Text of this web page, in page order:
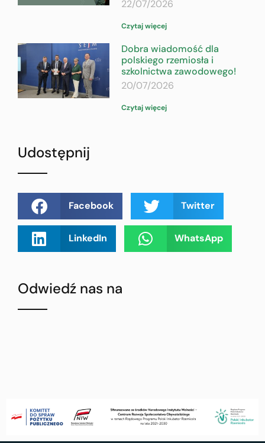
22/07/2026
Czytaj więcej
Dobra wiadomość dla
polskiego rzemiosła i
szkolnictwa zawodowego!
20/07/2026
Czytaj więcej
Udostępnij
Facebook Twitter
LinkedIn WhatsApp
Odwiedź nas na